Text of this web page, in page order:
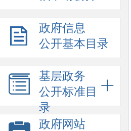
政府信息
公开基本目录
基层政务
公开标准目
录
政府网站